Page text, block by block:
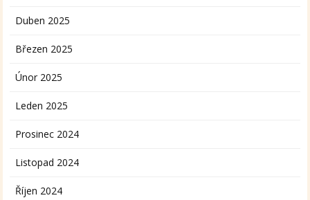
Duben 2025
Březen 2025
Únor 2025
Leden 2025
Prosinec 2024
Listopad 2024
Říjen 2024